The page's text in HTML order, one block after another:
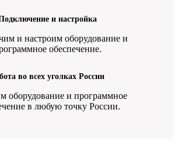
и настройка
и настроим оборудование и
обеспечение.
во всех уголках России
оборудование и программное
в любую точку России.